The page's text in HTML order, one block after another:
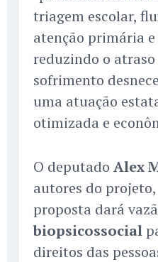
triagem escolar,
atenção primária
reduzindo o
sofrimento
uma atuação
otimizada e
O deputado Alex
autores do
proposta dará
biopsicossocial
direitos das